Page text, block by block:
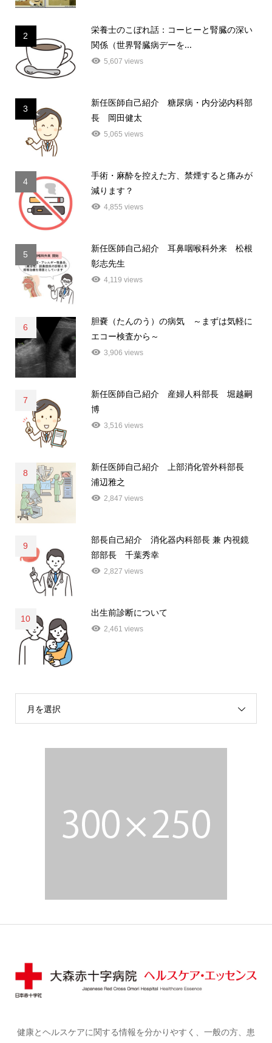
2
栄養士のこぼれ話：コーヒーと腎臓の深い
関係（世界腎臓病デーを...
5,607 views
3
新任医師自己紹介 糖尿病・内分泌内科部
長 岡田健太
5,065 views
4
手術・麻酔を控えた方、禁煙すると痛みが
減ります？
4,855 views
5
新任医師自己紹介 耳鼻咽喉科外来 松根
彰志先生
4,119 views
6
胆嚢（たんのう）の病気 ～まずは気軽に
エコー検査から～
3,906 views
7
新任医師自己紹介 産婦人科部長 堀越嗣
博
3,516 views
8
新任医師自己紹介 上部消化管外科部長
浦辺雅之
2,847 views
9
部長自己紹介 消化器内科部長 兼 内視鏡
部部長 千葉秀幸
2,827 views
10
出生前診断について
2,461 views
月を選択
健康とヘルスケアに関する情報を分かりやすく、一般の方、患